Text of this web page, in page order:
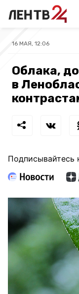
16 МАЯ, 12:06
Облака,
в
Подписывайтесь